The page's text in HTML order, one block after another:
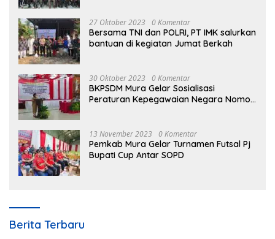
27 Oktober 2023 0 Komentar
Bersama TNI dan POLRI, PT IMK salurkan
bantuan di kegiatan Jumat Berkah
30 Oktober 2023 0 Komentar
BKPSDM Mura Gelar Sosialisasi
Peraturan Kepegawaian Negara Nomor
13 November 2023 0 Komentar
Pemkab Mura Gelar Turnamen Futsal Pj
Bupati Cup Antar SOPD
Berita Terbaru